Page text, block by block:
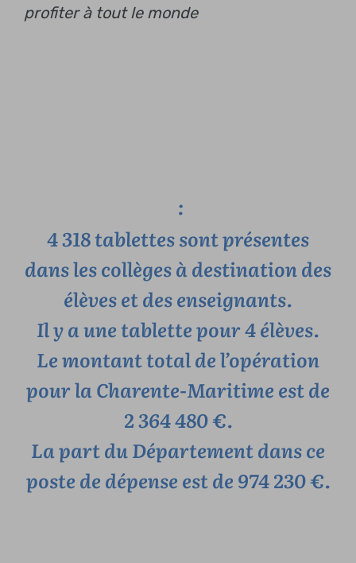
profiter à tout le monde
:
4 318 tablettes sont présentes
dans les collèges à destination des
élèves et des enseignants.
Il y a une tablette pour 4 élèves.
Le montant total de l’opération
pour la Charente-Maritime est de
2 364 480 €.
La part du Département dans ce
poste de dépense est de 974 230 €.